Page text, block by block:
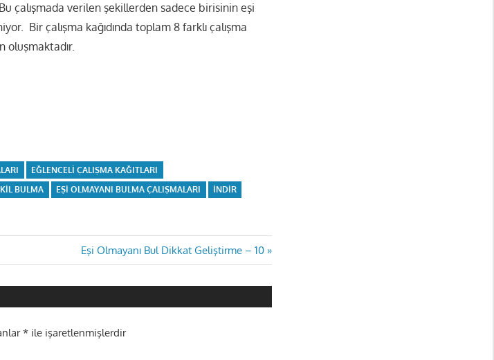
çalışmada verilen şekillerden sadece birisinin eşi
Bir çalışma kağıdında toplam 8 farklı çalışma
oluşmaktadır.
EĞLENCELI ÇALIŞMA KAĞITLARI
BULMA EŞI OLMAYANI BULMA ÇALIŞMALARI
INDIR
Next
Post:
Eşi Olmayanı Bul Dikkat Geliştirme – 10
* ile işaretlenmişlerdir